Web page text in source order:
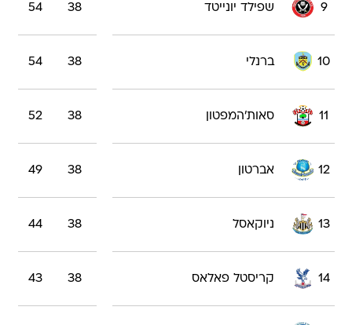
9 שפילד יונייטד 38
54
10 ברנלי 38
54
11 סאות'המפטון 38
52
12 אברטון 38
49
13 ניוקאסל 38
44
14 קריסטל פאלאס 38
43